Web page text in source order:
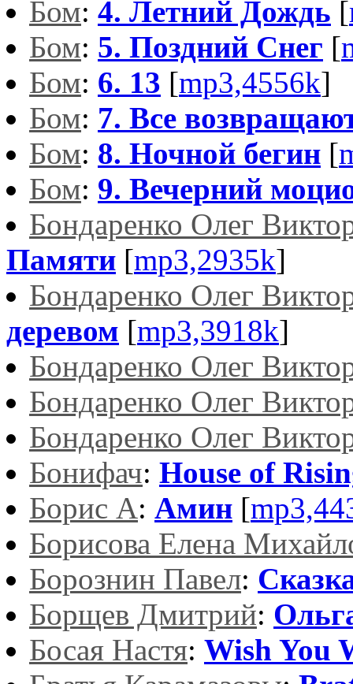
Бом: 4. Летний Дождь [
Бом: 5. Поздний Снег [
Бом: 6. 13 [mp3,4556k]
Бом: 7. Все
Бом: 8. Ночной бегин [
Бом: 9. Вечерний
Бондаренко Олег
Памяти [mp3,2935k]
Бондаренко Олег
деревом [mp3,3918k]
Бондаренко Олег
Бондаренко Олег
Бондаренко Олег
Бонифач: House of
Борис А: Амин [
Борисова Елена
Борознин Павел:
Борщев Дмитрий:
Босая Настя: Wish You